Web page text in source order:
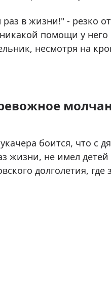
в жизни!" - резко
помощи у
несмотря на
боится, что с
жизни, не имел
долголетия,